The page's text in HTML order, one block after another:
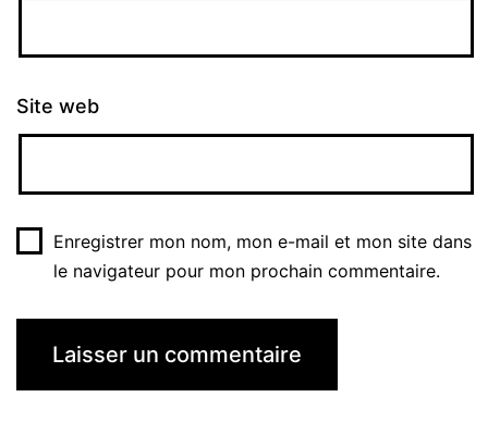
Site web
Enregistrer mon nom, mon e-mail et mon site dans
le navigateur pour mon prochain commentaire.